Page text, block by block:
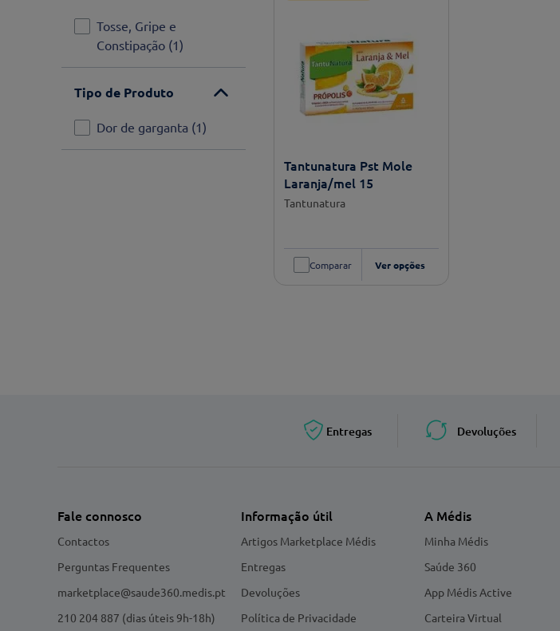
Tosse, Gripe e
Constipação (1)
Tipo de Produto
Dor de garganta (1)
Tantunatura Pst Mole
Laranja/mel 15
Tantunatura
Comparar Ver opções
Entregas Devoluções
Fale connosco
Contactos
Perguntas Frequentes
marketplace@saude360.medis.pt
210 204 887 (dias úteis 9h-18h)
Informação útil
Artigos Marketplace Médis
Entregas
Devoluções
Política de Privacidade
A Médis
Minha Médis
Saúde 360
App Médis Active
Carteira Virtual